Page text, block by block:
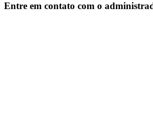
Entre em contato com o